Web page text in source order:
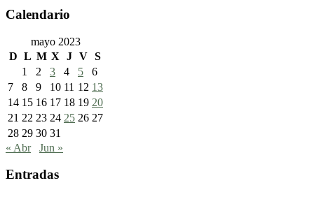
Calendario
mayo 2023
D L M X J V S
1
2 3 4 5
6
7
8 9 10 11 12 13
14 15 16 17 18 19 20
21 22 23 24 25 26 27
28 29 30 31
« Abr
Jun »
Entradas